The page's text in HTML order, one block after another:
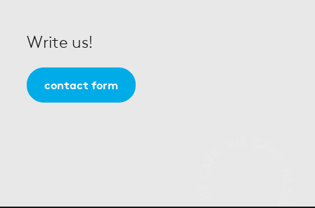
Write us!
contact form